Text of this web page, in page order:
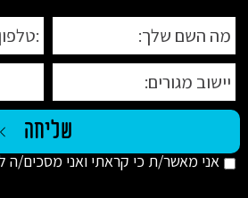
אני מאשר/ת כי קראתי ואני מסכים/ה